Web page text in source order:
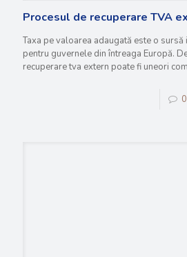
Procesul de recuperare TVA
Taxa pe valoarea adaugată este o
pentru guvernele din întreaga Europă.
recuperare tva extern poate fi uneori
0